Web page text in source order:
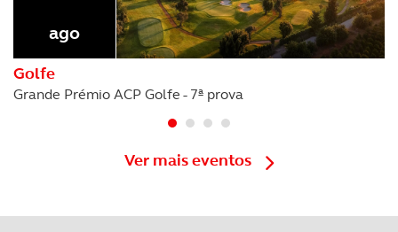
ago
Golfe
Grande Prémio ACP Golfe - 7ª prova
Ver mais eventos